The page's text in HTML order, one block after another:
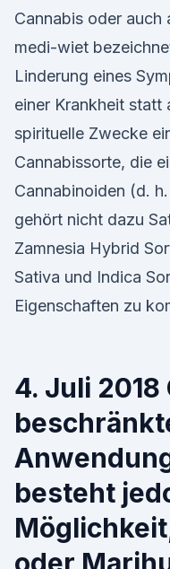
Cannabis oder auch
medi-wiet
Linderung eines
einer Krankheit statt
spirituelle Zwecke
Cannabissorte, die
Cannabinoiden (d.
gehört nicht dazu
Zamnesia Hybrid
Sativa und Indica
Eigenschaften zu
4. Juli
besteht